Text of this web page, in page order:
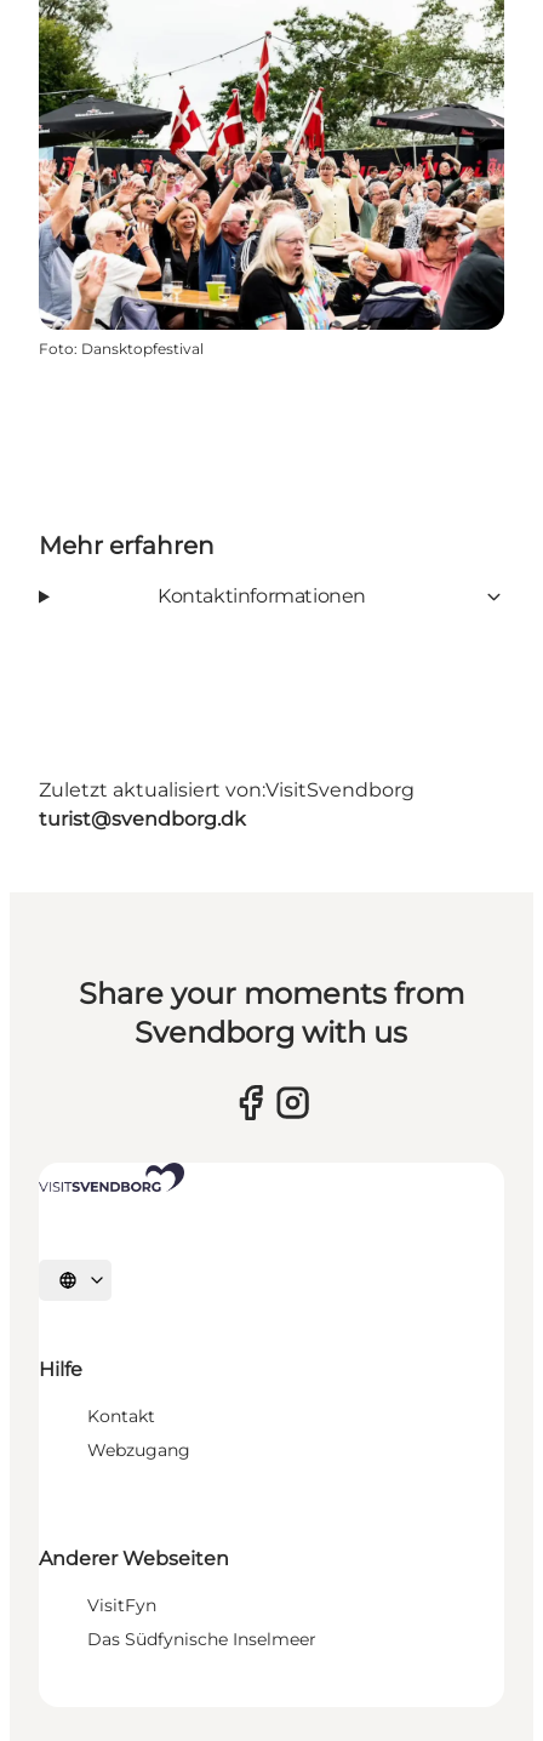
Foto: Dansktopfestival
Mehr erfahren
Kontaktinformationen
Zuletzt aktualisiert von:VisitSvendborg
turist@svendborg.dk
Share your moments from
Svendborg with us
Sprache auswählen
Hilfe
Kontakt
Webzugang
Anderer Webseiten
VisitFyn
Das Südfynische Inselmeer